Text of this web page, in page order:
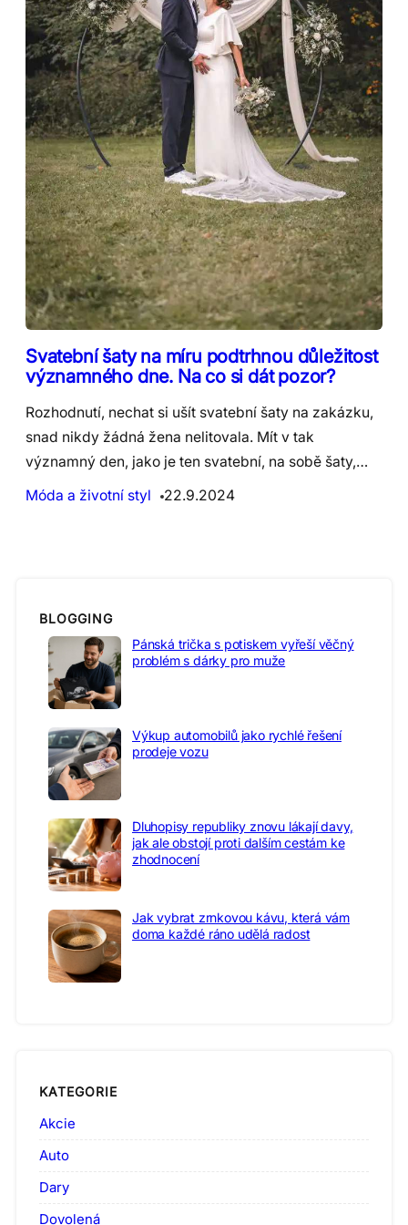
Svatební šaty na míru podtrhnou důležitost
významného dne. Na co si dát pozor?
Rozhodnutí, nechat si ušít svatební šaty na zakázku,
snad nikdy žádná žena nelitovala. Mít v tak
významný den, jako je ten svatební, na sobě šaty,…
Móda a životní styl
22.9.2024
BLOGGING
Pánská trička s potiskem vyřeší věčný
problém s dárky pro muže
Výkup automobilů jako rychlé řešení
prodeje vozu
Dluhopisy republiky znovu lákají davy,
jak ale obstojí proti dalším cestám ke
zhodnocení
Jak vybrat zrnkovou kávu, která vám
doma každé ráno udělá radost
KATEGORIE
Akcie
Auto
Dary
Dovolená